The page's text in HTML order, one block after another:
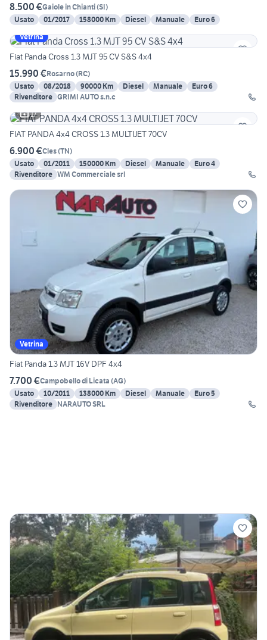
8.500 €Gaiole in Chianti(SI)
Usato
01/2017 158000 Km Diesel Manuale
Euro 6
Vetrina
Fiat Panda Cross 1.3 MJT 95 CV S&S 4x4
15.990 €Rosarno(RC)
Usato
08/2018 90000 Km Diesel Manuale
Euro 6
Rivenditore GRIMI AUTO s.n.c
17
FIAT PANDA 4x4 CROSS 1.3 MULTIJET 70CV
6.900 €Cles(TN)
Usato
01/2011 150000 Km Diesel Manuale
Euro 4
Rivenditore WM Commerciale srl
Vetrina
Fiat Panda 1.3 MJT 16V DPF 4x4
7.700 €Campobello di Licata (AG)
Usato
10/2011 138000 Km Diesel Manuale
Euro 5
Rivenditore NARAUTO SRL